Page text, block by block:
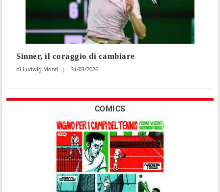
Sinner, il coraggio di cambiare
Ludwig Monti 31/03/2026
COMICS